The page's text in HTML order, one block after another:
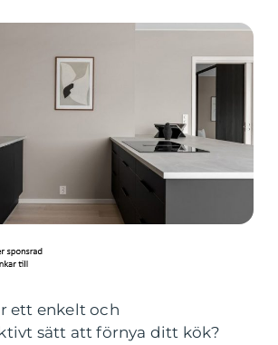
ett enkelt och
sätt att förnya ditt kök?